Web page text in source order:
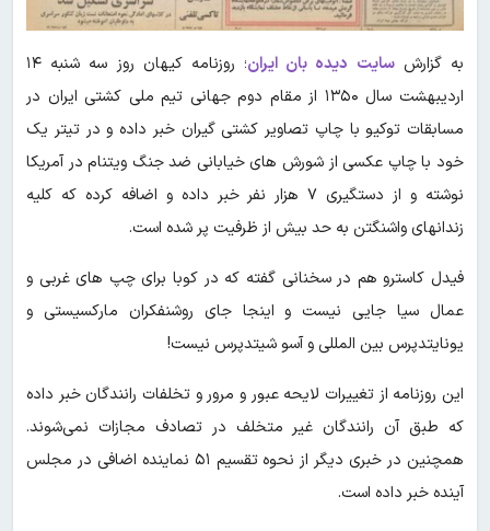
به گزارشسایت دیده بان ایران
؛ روزنامه کیهان روز سه شنبه ۱۴
اردیبهشت سال ۱۳۵۰ از مقام دوم جهانی تیم‌ ملی کشتی ایران در
مسابقات توکیو با چاپ تصاویر کشتی گیران خبر داده و در تیتر یک
خود با چاپ عکسی از شورش های خیابانی ضد جنگ‌ ویتنام در آمریکا
نوشته و از دستگیری ۷ هزار نفر خبر داده و اضافه کرده که کلیه
زندانهای واشنگتن به حد بیش از ظرفیت پر شده است.
فیدل کاسترو هم در سخنانی گفته که در کوبا برای چپ های غربی و
عمال سیا جایی نیست و اینجا جای روشنفکران مارکسیستی و
یونایتدپرس بین المللی و آسو شیتدپرس نیست!
این روزنامه از تغییرات لایحه عبور و مرور و تخلفات رانندگان خبر داده
که طبق آن رانندگان‌ غیر متخلف در تصادف مجازات نمی‌شوند.
همچنین در خبری دیگر از نحوه تقسیم ۵۱ نماینده اضافی در مجلس
آینده خبر داده است.